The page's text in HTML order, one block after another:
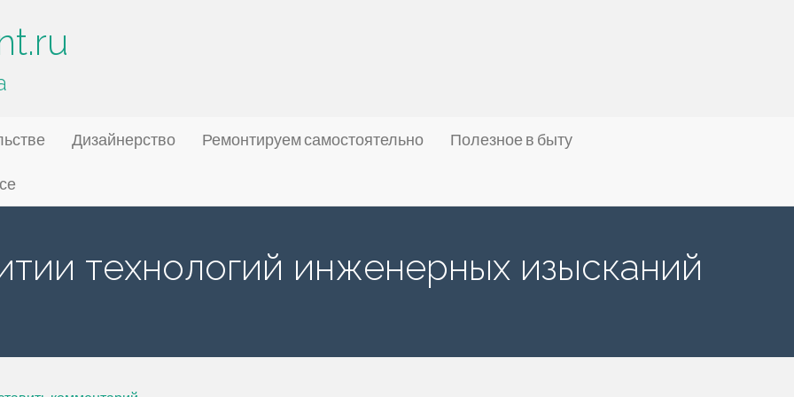
Дизайнерство Ремонтируем самостоятельно Полезное в быту
технологий инженерных изысканий